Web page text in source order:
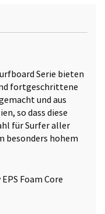
Serie bieten
fortgeschrittene
und aus
so dass diese
für Surfer aller
besonders hohem
Foam Core